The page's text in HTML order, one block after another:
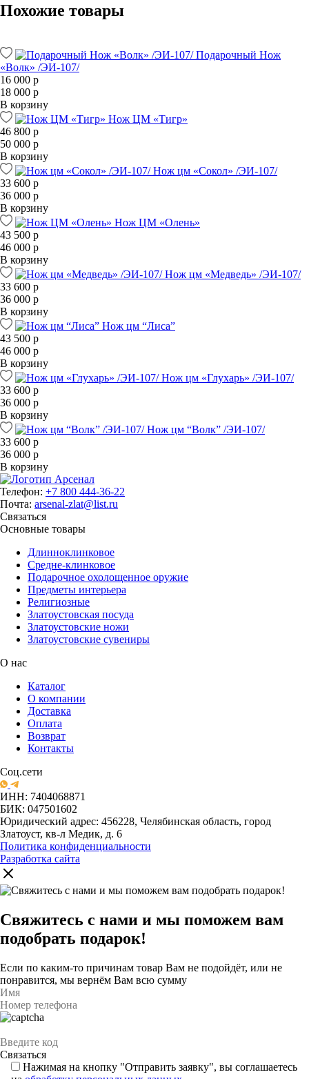
Похожие товары
Подарочный Нож
«Волк» /ЭИ-107/
16 000 р
18 000 р
В корзину
Нож ЦМ «Тигр»
46 800 р
50 000 р
В корзину
Нож цм «Сокол» /ЭИ-107/
33 600 р
36 000 р
В корзину
Нож ЦМ «Олень»
43 500 р
46 000 р
В корзину
Нож цм «Медведь» /ЭИ-107/
33 600 р
36 000 р
В корзину
Нож цм “Лиса”
43 500 р
46 000 р
В корзину
Нож цм «Глухарь» /ЭИ-107/
33 600 р
36 000 р
В корзину
Нож цм “Волк” /ЭИ-107/
33 600 р
36 000 р
В корзину
Телефон: +7 800 444-36-22
Почта: arsenal-zlat@list.ru
Связаться
Основные товары
Длинноклинковое
Средне-клинковое
Подарочное охолощенное оружие
Предметы интерьера
Религиозные
Златоустовская посуда
Златоустовские ножи
Златоустовские сувениры
О нас
Каталог
О компании
Доставка
Оплата
Возврат
Контакты
Соц.сети
ИНН: 7404068871
БИК: 047501602
Юридический адрес: 456228, Челябинская область, город
Златоуст, кв-л Медик, д. 6
Политика конфиденциальности
Разработка сайта
Свяжитесь с нами и мы поможем вам
подобрать подарок!
Если по каким-то причинам товар Вам не подойдёт, или не
понравится, мы вернём Вам всю сумму
Нажимая на кнопку "Отправить заявку", вы соглашаетесь